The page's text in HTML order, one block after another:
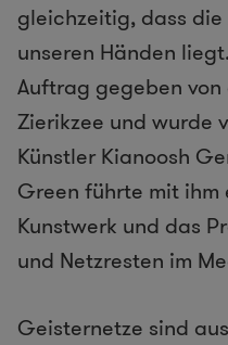
gleichzeitig, dass
unseren Händen
Auftrag gegeben
Zierikzee und wurde
Künstler Kianoosh
Green führte mit
Kunstwerk und das
und Netzresten im
Geisternetze sind